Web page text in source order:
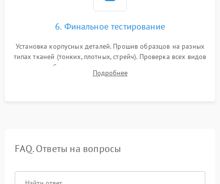
6. Финальное тестирование
Установка корпусных деталей. Прошив образцов на разных
типах тканей (тонких, плотных, стрейч). Проверка всех видов
строчек, работы реверса, выметывания петли и намотчика
шпульки. Контроль плавности хода и отсутствия
Подробнее
FAQ. Ответы на вопросы